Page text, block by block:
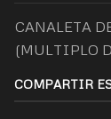
CANALETA
(MULTIPLO
COMPARTIR